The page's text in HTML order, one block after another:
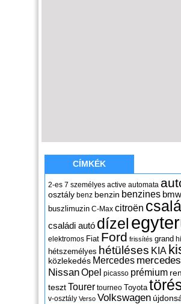
CÍMKÉK
2-es 7 személyes active automata
osztály benz benzin benzines bmw
buszlimuzin C-Max citroën
családi autó dízel
elektromos Fiat Ford frissítés grand
hétszemélyes hétüléses KIA
közlekedés Mercedes
NissanOpel picasso prémium
tesztTourer tourneo Toyota
v-osztály Verso Volkswagen